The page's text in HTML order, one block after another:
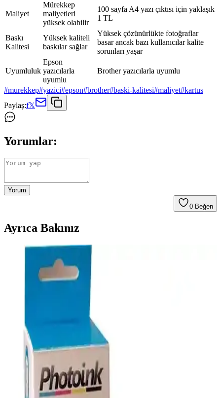
Maliyet
Mürekkep
maliyetleri
yüksek olabilir
100 sayfa A4 yazı çıktısı için yaklaşık
1 TL
Baskı
Kalitesi
Yüksek kaliteli
baskılar sağlar
Yüksek çözünürlükte fotoğraflar
basar ancak bazı kullanıcılar kalite
sorunları yaşar
Uyumluluk
Epson
yazıcılarla
uyumlu
Brother yazıcılarla uyumlu
#murekkep#yazici#epson#brother#baski-kalitesi#maliyet#kartus
Paylaş:f𝕏
Yorumlar:
Yorum
0 Beğen
Ayrıca Bakınız
Epson SureColor SC F100 Mürekkep Püskürtme
Süblimasyon Yazıcı: Yüksek Kalite ve Çok Yönlü
Bağlantı Seçenekleri
Epson SureColor SC F100, canlı renkler ve yüksek çözünürlük
sunan, kompakt ve sürdürülebilir mürekkep sistemiyle profesyonel
ve amatör kullanıma uygun bir süblimasyon yazıcıdır.
HP 963XL Kırmızı Mürekkep Kartuşu: Yüksek
Kaliteli ve Güvenilir Baskı Çözümü
HP 963XL kırmızı mürekkep kartuşu, yüksek kapasiteli, uyumlu ve
güvenilir baskı sağlar. Renkli ve canlı çıktıların yanı sıra uzun süreli
kullanım sunar, ofis ve profesyonel ihtiyaçlar için ideal bir
çözümdür.